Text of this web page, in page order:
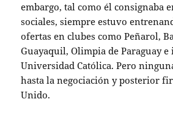
embargo, tal como él consignaba
sociales, siempre estuvo
ofertas en clubes como Peñarol,
Guayaquil, Olimpia de Paraguay e
Universidad Católica. Pero
hasta la negociación y posterior
Unido.